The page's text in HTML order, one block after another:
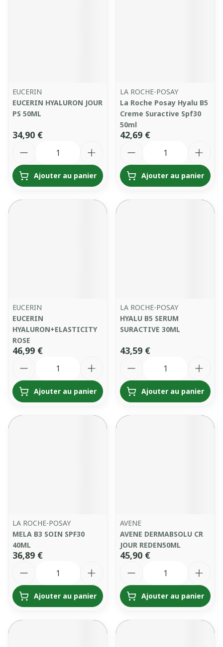
EUCERIN
EUCERIN HYALURON JOUR
PS 50ML
34,90 €
Ajouter au panier
LA ROCHE-POSAY
La Roche Posay Hyalu B5
Creme Suractive Spf30
50ml
42,69 €
Ajouter au panier
EUCERIN
EUCERIN
HYALURON+ELASTICITY
ROSE
46,99 €
Ajouter au panier
LA ROCHE-POSAY
HYALU B5 SERUM
SURACTIVE 30ML
43,59 €
Ajouter au panier
LA ROCHE-POSAY
MELA B3 SOIN SPF30
40ML
36,89 €
Ajouter au panier
AVENE
AVENE DERMABSOLU CR
JOUR REDEN50ML
45,90 €
Ajouter au panier